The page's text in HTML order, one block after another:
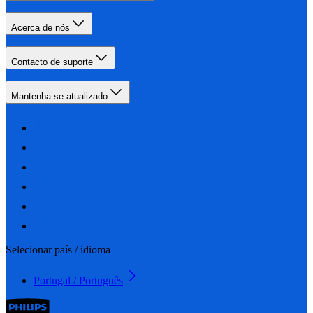
Acerca de nós
Contacto de suporte
Mantenha-se atualizado
Selecionar país / idioma
Portugal / Português